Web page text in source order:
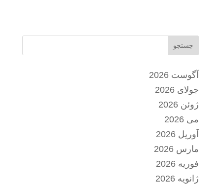
جستجو
آگوست 2026
جولای 2026
ژوئن 2026
می 2026
آوریل 2026
مارس 2026
فوریه 2026
ژانویه 2026